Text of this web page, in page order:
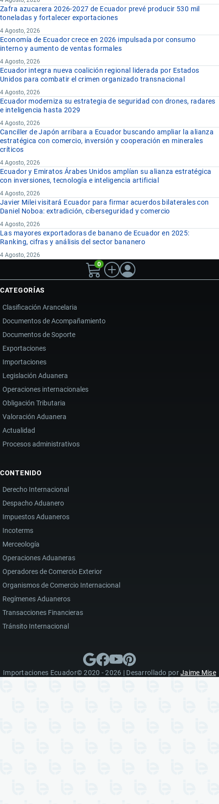
Zafra azucarera 2026-2027 de Ecuador prevé producir 530 mil
toneladas y fortalecer exportaciones
4 Agosto, 2026
Economía de Ecuador crece en 2026 impulsada por consumo
interno y aumento de ventas formales
4 Agosto, 2026
Ecuador integra nueva coalición regional liderada por Estados
Unidos para combatir el crimen organizado transnacional
4 Agosto, 2026
Ecuador moderniza su estrategia de seguridad con drones, radares
e inteligencia hasta 2029
4 Agosto, 2026
Canciller de Japón arribara a Ecuador buscando ampliar la alianza
estratégica con comercio, inversión y cooperación en minerales
críticos
4 Agosto, 2026
Ecuador y Emiratos Árabes Unidos amplían su alianza estratégica
con inversiones, tecnología e inteligencia artificial
4 Agosto, 2026
Javier Milei visitará Ecuador para firmar acuerdos bilaterales con
Daniel Noboa: extradición, ciberseguridad y comercio
4 Agosto, 2026
Las mayores exportadoras de banano de Ecuador en 2025:
Ranking, cifras y análisis del sector bananero
4 Agosto, 2026
0
CATEGORÍAS
Clasificación Arancelaria
Documentos de Acompañamiento
Documentos de Soporte
Exportaciones
Importaciones
Legislación Aduanera
Operaciones internacionales
Obligación Tributaria
Valoración Aduanera
Actualidad
Procesos administrativos
CONTENIDO
Derecho Internacional
Despacho Aduanero
Impuestos Aduaneros
Incoterms
Merceología
Operaciones Aduaneras
Operadores de Comercio Exterior
Organismos de Comercio Internacional
Regímenes Aduaneros
Transacciones Financieras
Tránsito Internacional
Importaciones Ecuador© 2020 - 2026 | Desarrollado porJaime Mise